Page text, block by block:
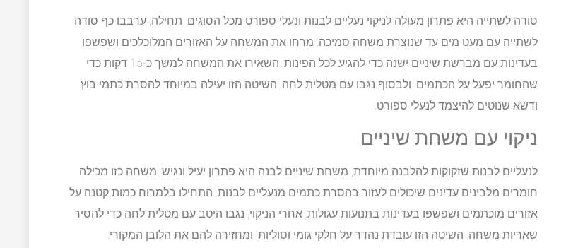
סודה לשתייה היא פתרון מעולה לניקוי נעליים לבנות ונעלי ספורט מכל הסוגים. תחילה, ערבבו כף סודה
לשתייה עם מעט מים עד שנוצרת משחה סמיכה. מרחו את המשחה על האזורים המלוכלכים ושפשפו
בעדינות עם מברשת שיניים ישנה כדי להגיע לכל הפינות. השאירו את המשחה למשך כ-15 דקות כדי
שהחומר יפעל על הכתמים, ולבסוף נגבו עם מטלית לחה. השיטה הזו יעילה במיוחד להסרת כתמי בוץ
ודשא שנוטים להיצמד לנעלי ספורט.
ניקוי עם משחת שיניים
לנעליים לבנות שזקוקות להלבנה מיוחדת, משחת שיניים לבנה היא פתרון יעיל ונגיש. משחה כזו מכילה
חומרים מלבינים עדינים שיכולים לעזור בהסרת כתמים מנעליים לבנות. התחילו בלמרוח כמות קטנה על
אזורים מוכתמים ושפשפו בעדינות בתנועות עגולות. אחרי הניקוי, נגבו היטב עם מטלית לחה כדי להסיר
שאריות משחה. השיטה הזו עובדת נהדר על חלקי גומי וסוליות, ומחזירה להם את הלובן המקורי.